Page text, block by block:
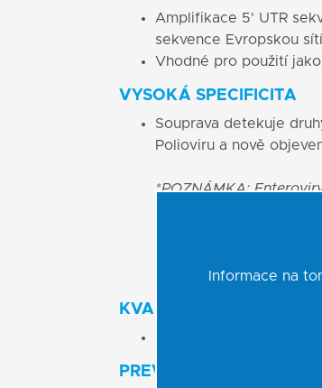
Amplifikace 5' UTR
sekvence Evropskou
Vhodné pro použití
VYSOKÁ SPECIFICITA
Souprava detekuje
Polioviru a nově
*POZNÁMKA:
PCR Kit může ve
rhinoviry a mohou se
způsobené zkříženou
KVALITATIVNÍ A
PREVENCE
Informace na